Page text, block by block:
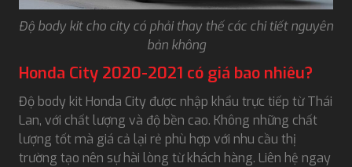
Độ body kit cho city có phải thay thế các chi tiết nguyên
bản không
Honda City 2020-2021 có giá bao nhiêu?
Độ body kit Honda City được nhập khẩu trực tiếp từ Thái
Lan, với chất lượng và độ bền cao. Không những chất
lượng tốt mà giá cả lại rẻ phù hợp với nhu cầu thị
trường tạo nên sự hài lòng từ khách hàng. Liên hệ ngay